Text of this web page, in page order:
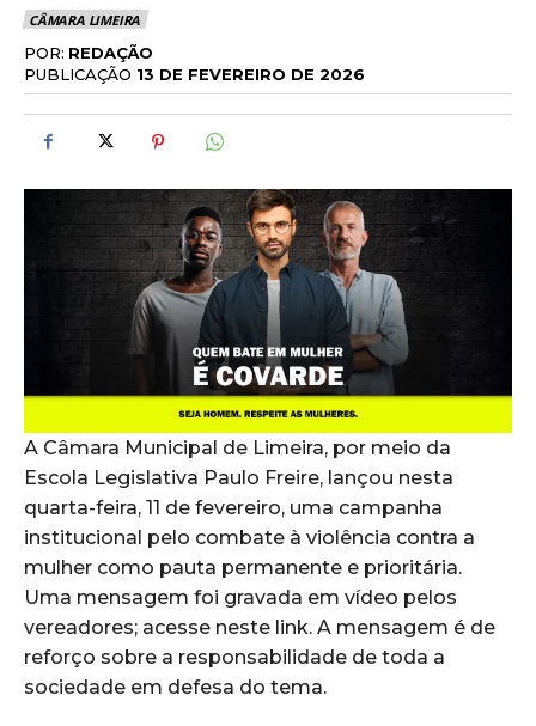
CÂMARA LIMEIRA
POR: REDAÇÃO
PUBLICAÇÃO 13 DE FEVEREIRO DE 2026
A Câmara Municipal de Limeira, por meio da
Escola Legislativa Paulo Freire, lançou nesta
quarta-feira, 11 de fevereiro, uma campanha
institucional pelo combate à violência contra a
mulher como pauta permanente e prioritária.
Uma mensagem foi gravada em vídeo pelos
vereadores; acesse neste link. A mensagem é de
reforço sobre a responsabilidade de toda a
sociedade em defesa do tema.